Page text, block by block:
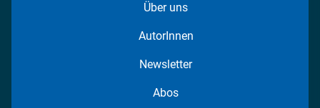
Über uns
AutorInnen
Newsletter
Abos